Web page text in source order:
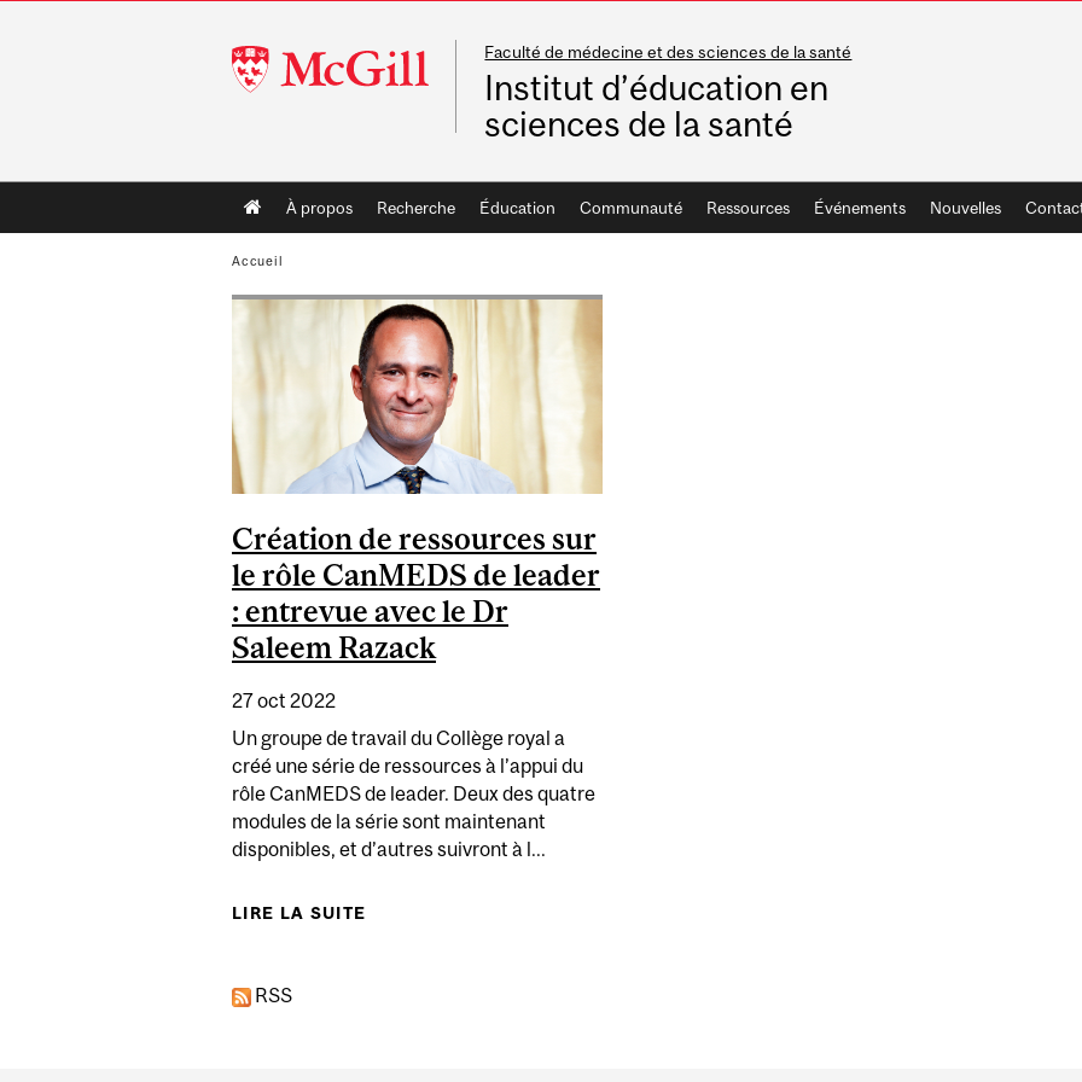
McGill
University
Faculté de médecine et des sciences de la santé
Institut d’éducation en
sciences de la santé
Main
navigation
À propos Recherche Éducation Communauté Ressources Événements Nouvelles
Accueil
Création de ressources sur
le rôle CanMEDS de leader
: entrevue avec le Dr
Saleem Razack
27 oct 2022
Un groupe de travail du Collège royal a
créé une série de ressources à l’appui du
rôle CanMEDS de leader. Deux des quatre
modules de la série sont maintenant
disponibles, et d’autres suivront à l...
LIRE LA SUITE
RSS